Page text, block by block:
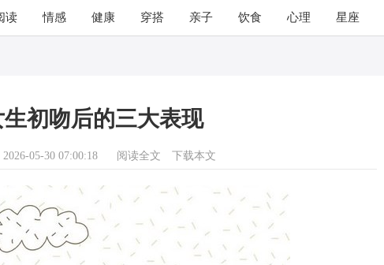
读 情感 健康 穿搭 亲子 饮食 心理 星座
生初吻后的三大表现
05-30 07:00:18 阅读全文 下载本文